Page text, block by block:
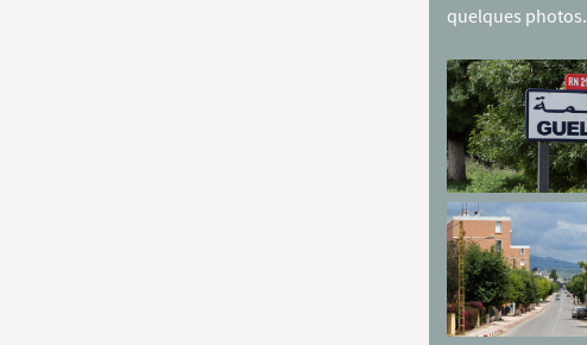
quelques photos.